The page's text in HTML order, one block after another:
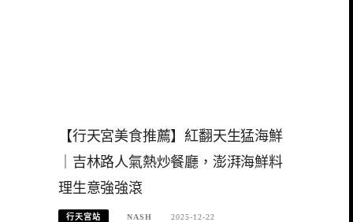
【行天宮美食推薦】紅翻天生猛海鮮
｜吉林路人氣熱炒餐廳，澎湃海鮮料
理生意強強滾
行天宮站 NASH 2025-12-22